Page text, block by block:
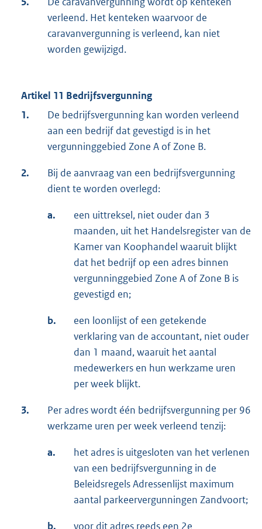
verleend. Het kenteken waarvoor de
caravanvergunning is verleend, kan niet
worden gewijzigd.
Artikel 11 Bedrijfsvergunning
1.
De bedrijfsvergunning kan worden verleend
aan een bedrijf dat gevestigd is in het
vergunninggebied Zone A of Zone B.
2.
Bij de aanvraag van een bedrijfsvergunning
dient te worden overlegd:
a.
een uittreksel, niet ouder dan 3
maanden, uit het Handelsregister van de
Kamer van Koophandel waaruit blijkt
dat het bedrijf op een adres binnen
vergunninggebied Zone A of Zone B is
gevestigd en;
b.
een loonlijst of een getekende
verklaring van de accountant, niet ouder
dan 1 maand, waaruit het aantal
medewerkers en hun werkzame uren
per week blijkt.
3.
Per adres wordt één bedrijfsvergunning per 96
werkzame uren per week verleend tenzij:
a.
het adres is uitgesloten van het verlenen
van een bedrijfsvergunning in de
Beleidsregels Adressenlijst maximum
aantal parkeervergunningen Zandvoort;
b. voor dit adres reeds een 2e